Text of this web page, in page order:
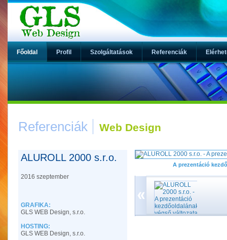
Főoldal Profil Szolgáltatások Referenciák
Referenciák Web Design
ALUROLL 2000 s.r.o.
2016 szeptember
GRAFIKA:
GLS WEB Design, s.r.o.
HOSTING:
GLS WEB Design, s.r.o.
A prezentáció